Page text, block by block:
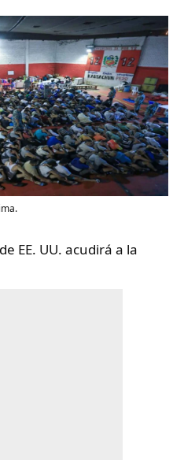
EE. UU. acudirá a la